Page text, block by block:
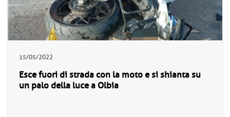
15/05/2022
Esce fuori di strada con la moto e si shianta su
un palo della luce a Olbia